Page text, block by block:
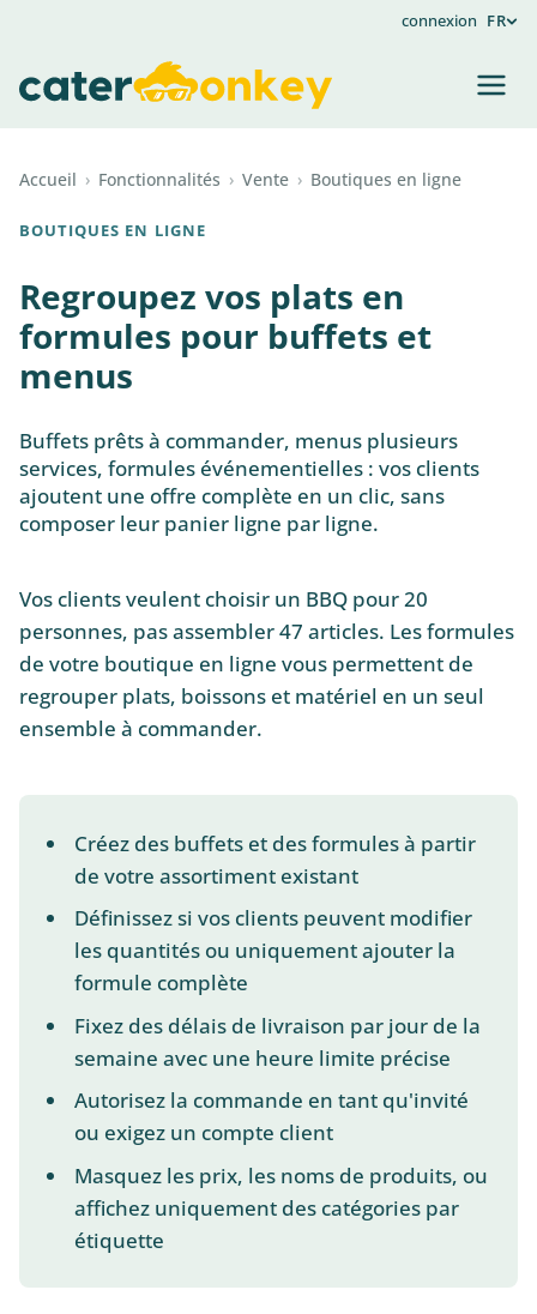
connexion FR
Accueil › Fonctionnalités › Vente › Boutiques en ligne
BOUTIQUES EN LIGNE
Regroupez vos plats en
formules pour buffets et
menus
Buffets prêts à commander, menus plusieurs
services, formules événementielles : vos clients
ajoutent une offre complète en un clic, sans
composer leur panier ligne par ligne.
Vos clients veulent choisir un BBQ pour 20
personnes, pas assembler 47 articles. Les formules
de votre boutique en ligne vous permettent de
regrouper plats, boissons et matériel en un seul
ensemble à commander.
Créez des buffets et des formules à partir
de votre assortiment existant
Définissez si vos clients peuvent modifier
les quantités ou uniquement ajouter la
formule complète
Fixez des délais de livraison par jour de la
semaine avec une heure limite précise
Autorisez la commande en tant qu'invité
ou exigez un compte client
Masquez les prix, les noms de produits, ou
affichez uniquement des catégories par
étiquette